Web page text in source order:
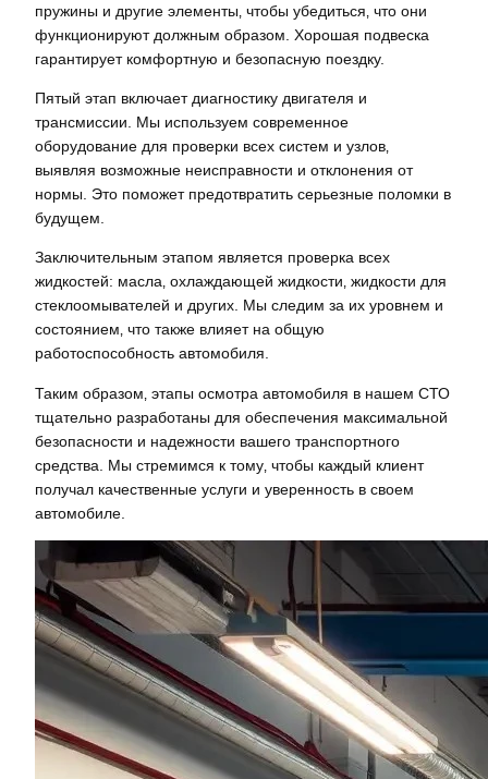
пружины и другие элементы‚ чтобы убедиться‚ что они
функционируют должным образом. Хорошая подвеска
гарантирует комфортную и безопасную поездку.
Пятый этап включает диагностику двигателя и
трансмиссии. Мы используем современное
оборудование для проверки всех систем и узлов‚
выявляя возможные неисправности и отклонения от
нормы. Это поможет предотвратить серьезные поломки в
будущем.
Заключительным этапом является проверка всех
жидкостей: масла‚ охлаждающей жидкости‚ жидкости для
стеклоомывателей и других. Мы следим за их уровнем и
состоянием‚ что также влияет на общую
работоспособность автомобиля.
Таким образом‚ этапы осмотра автомобиля в нашем СТО
тщательно разработаны для обеспечения максимальной
безопасности и надежности вашего транспортного
средства. Мы стремимся к тому‚ чтобы каждый клиент
получал качественные услуги и уверенность в своем
автомобиле.